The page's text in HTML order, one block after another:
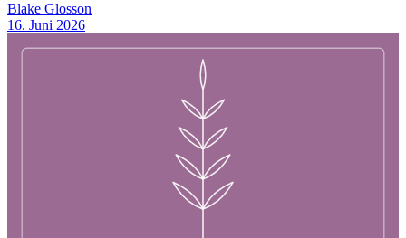
Blake Glosson
16. Juni 2026